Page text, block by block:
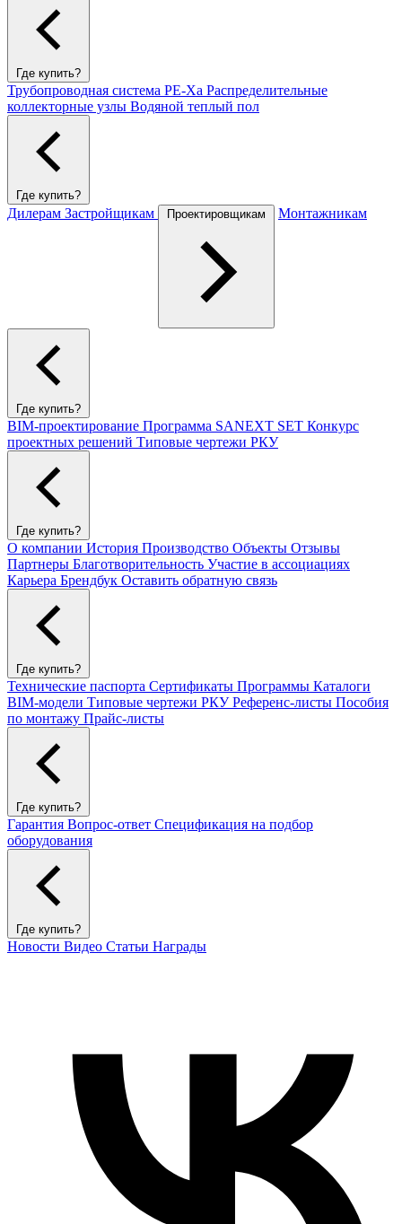
Где купить?
Трубопроводная система PE-Xa Распределительные
коллекторные узлы Водяной теплый пол
Где купить?
Дилерам Застройщикам Проектировщикам Монтажникам
Где купить?
BIM-проектирование Программа SANEXT SET Конкурс
проектных решений Типовые чертежи РКУ
Где купить?
О компании История Производство Объекты Отзывы
Партнеры Благотворительность Участие в ассоциациях
Карьера Брендбук Оставить обратную связь
Где купить?
Технические паспорта Сертификаты Программы Каталоги
BIM-модели Типовые чертежи РКУРеференс-листы Пособия
по монтажу Прайс-листы
Где купить?
Гарантия Вопрос-ответ Спецификация на подбор
оборудования
Где купить?
Новости Видео Статьи Награды